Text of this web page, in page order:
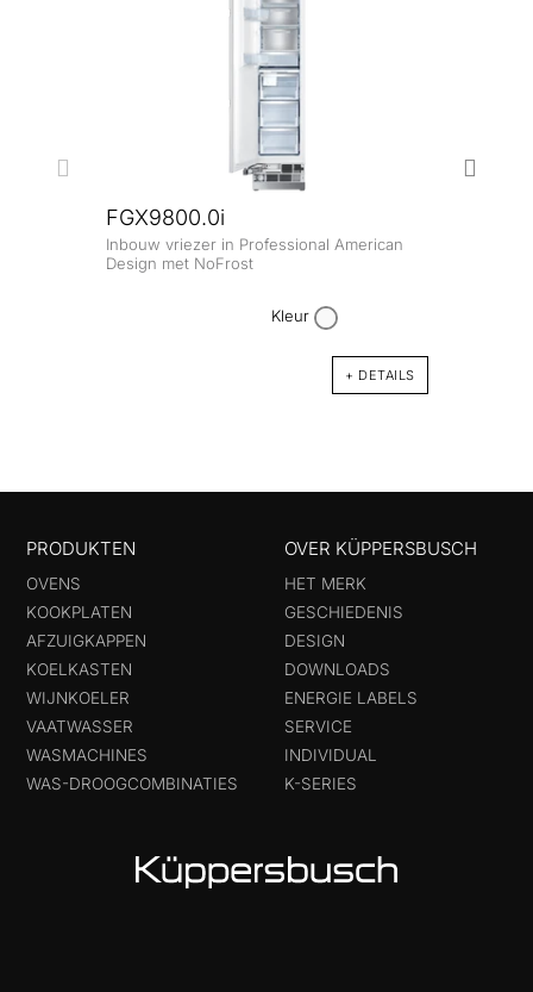
FGX9800.0i
Inbouw vriezer in Professional American
Design met NoFrost
Kleur
+ DETAILS
PRODUKTEN
OVENS
KOOKPLATEN
AFZUIGKAPPEN
KOELKASTEN
WIJNKOELER
VAATWASSER
WASMACHINES
WAS-DROOGCOMBINATIES
OVER KÜPPERSBUSCH
HET MERK
GESCHIEDENIS
DESIGN
DOWNLOADS
ENERGIE LABELS
SERVICE
INDIVIDUAL
K-SERIES